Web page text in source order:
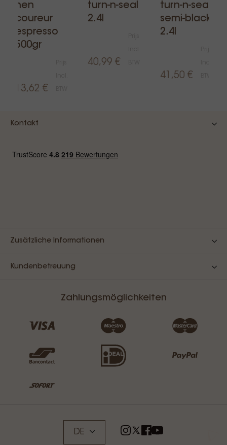
nen
coureur
espresso
500gr
13,62 €
turn-n-seal
2.4l
40,99 €
turn-n-seal
semi-black
2.4l
41,50 €
Kontakt
Zusätzliche Informationen
Kundenbetreuung
Zahlungsmöglichkeiten
DE